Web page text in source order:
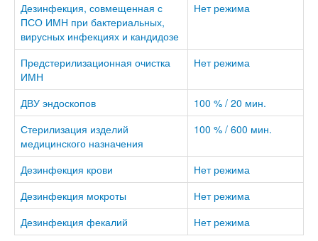
Дезинфекция, совмещенная с
ПСО ИМН при бактериальных,
вирусных инфекциях и кандидозе
Нет режима
Предстерилизационная очистка
ИМН
Нет режима
ДВУ эндоскопов
100 % / 20 мин.
Стерилизация изделий
медицинского назначения
100 % / 600 мин.
Дезинфекция крови
Нет режима
Дезинфекция мокроты
Нет режима
Дезинфекция фекалий
Нет режима